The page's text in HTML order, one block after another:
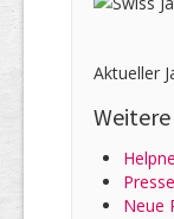
Aktueller
Neue